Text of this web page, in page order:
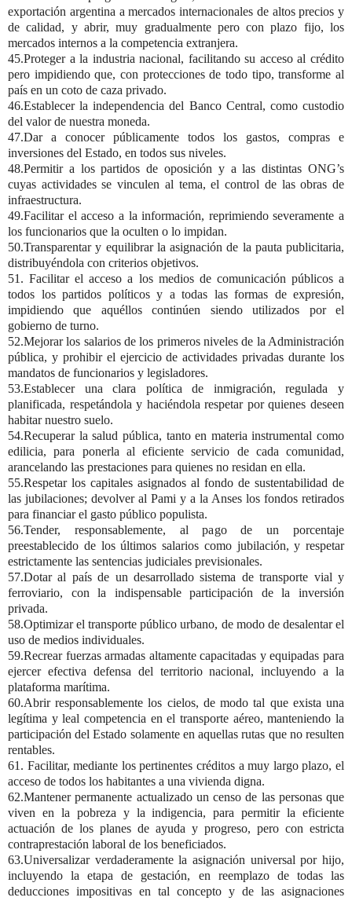
exportación argentina a mercados internacionales de altos precios y
de calidad, y abrir, muy gradualmente pero con plazo fijo, los
mercados internos a la competencia extranjera.
45.Proteger a la industria nacional, facilitando su acceso al crédito
pero impidiendo que, con protecciones de todo tipo, transforme al
país en un coto de caza privado.
46.Establecer la independencia del Banco Central, como custodio
del valor de nuestra moneda.
47.Dar a conocer públicamente todos los gastos, compras e
inversiones del Estado, en todos sus niveles.
48.Permitir a los partidos de oposición y a las distintas ONG’s
cuyas actividades se vinculen al tema, el control de las obras de
infraestructura.
49.Facilitar el acceso a la información, reprimiendo severamente a
los funcionarios que la oculten o lo impidan.
50.Transparentar y equilibrar la asignación de la pauta publicitaria,
distribuyéndola con criterios objetivos.
51. Facilitar el acceso a los medios de comunicación públicos a
todos los partidos políticos y a todas las formas de expresión,
impidiendo que aquéllos continúen siendo utilizados por el
gobierno de turno.
52.Mejorar los salarios de los primeros niveles de la Administración
pública, y prohibir el ejercicio de actividades privadas durante los
mandatos de funcionarios y legisladores.
53.Establecer una clara política de inmigración, regulada y
planificada, respetándola y haciéndola respetar por quienes deseen
habitar nuestro suelo.
54.Recuperar la salud pública, tanto en materia instrumental como
edilicia, para ponerla al eficiente servicio de cada comunidad,
arancelando las prestaciones para quienes no residan en ella.
55.Respetar los capitales asignados al fondo de sustentabilidad de
las jubilaciones; devolver al Pami y a la Anses los fondos retirados
para financiar el gasto público populista.
56.Tender, responsablemente, al pago de un porcentaje
preestablecido de los últimos salarios como jubilación, y respetar
estrictamente las sentencias judiciales previsionales.
57.Dotar al país de un desarrollado sistema de transporte vial y
ferroviario, con la indispensable participación de la inversión
privada.
58.Optimizar el transporte público urbano, de modo de desalentar el
uso de medios individuales.
59.Recrear fuerzas armadas altamente capacitadas y equipadas para
ejercer efectiva defensa del territorio nacional, incluyendo a la
plataforma marítima.
60.Abrir responsablemente los cielos, de modo tal que exista una
legítima y leal competencia en el transporte aéreo, manteniendo la
participación del Estado solamente en aquellas rutas que no resulten
rentables.
61. Facilitar, mediante los pertinentes créditos a muy largo plazo, el
acceso de todos los habitantes a una vivienda digna.
62.Mantener permanente actualizado un censo de las personas que
viven en la pobreza y la indigencia, para permitir la eficiente
actuación de los planes de ayuda y progreso, pero con estricta
contraprestación laboral de los beneficiados.
63.Universalizar verdaderamente la asignación universal por hijo,
incluyendo la etapa de gestación, en reemplazo de todas las
deducciones impositivas en tal concepto y de las asignaciones